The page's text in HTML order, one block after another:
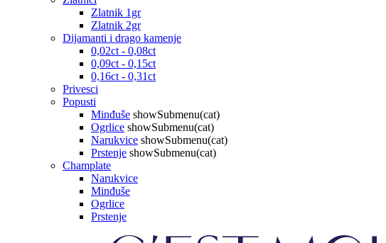
Zlatnik 1gr
Zlatnik 2gr
Dijamanti i drago kamenje
0,02ct - 0,08ct
0,09ct - 0,15ct
0,16ct - 0,31ct
Privesci
Popusti
Minđuše showSubmenu(cat)
Ogrlice showSubmenu(cat)
Narukvice showSubmenu(cat)
Prstenje showSubmenu(cat)
Champlate
Narukvice
Minđuše
Ogrlice
Prstenje